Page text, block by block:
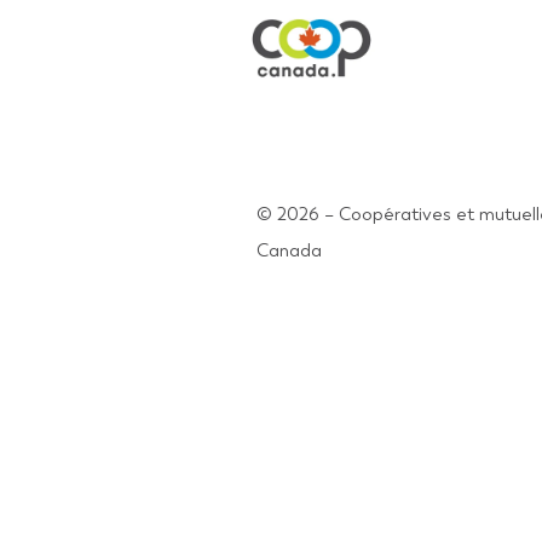
© 2026 – Coopératives et
Canada